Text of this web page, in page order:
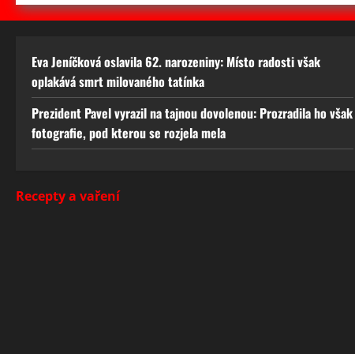
Eva Jeníčková oslavila 62. narozeniny: Místo radosti však
oplakává smrt milovaného tatínka
Prezident Pavel vyrazil na tajnou dovolenou: Prozradila ho však
fotografie, pod kterou se rozjela mela
Recepty a vaření